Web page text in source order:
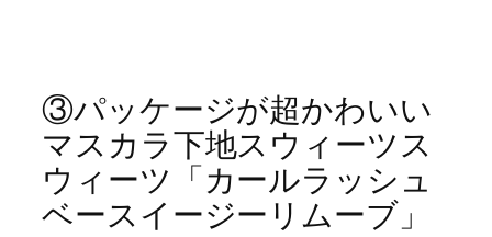
③パッケージが超かわいい
マスカラ下地スウィーツス
ウィーツ「カールラッシュ
ベースイージーリムーブ」